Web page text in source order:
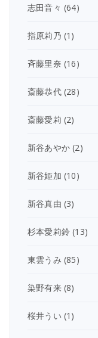
志田音々 (64)
指原莉乃 (1)
斉藤里奈 (16)
斎藤恭代(28)
斎藤愛莉 (2)
新谷あやか (2)
新谷姫加 (10)
新谷真由 (3)
杉本愛莉鈴 (13)
東雲うみ (85)
染野有来(8)
桜井うい (1)